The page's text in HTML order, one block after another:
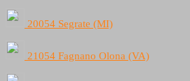
20054 Segrate (MI)
21054 Fagnano Olona (VA)